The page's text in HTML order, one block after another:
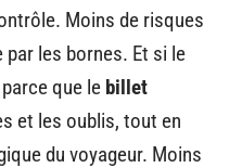
Moins de risques
par les bornes. Et si le
que le billet
et les oublis, tout en
du voyageur. Moins